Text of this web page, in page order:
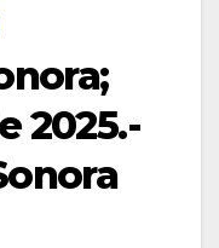
2025.-